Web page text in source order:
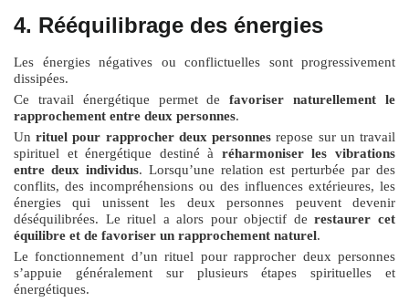
4. Rééquilibrage des énergies
Les énergies négatives ou conflictuelles sont progressivement
dissipées.
Ce travail énergétique permet defavoriser naturellement le
rapprochement entre deux personnes.
Unrituel pour rapprocher deux personnes repose sur un travail
spirituel et énergétique destiné à réharmoniser les vibrations
entre deux individus. Lorsqu’une relation est perturbée par des
conflits, des incompréhensions ou des influences extérieures, les
énergies qui unissent les deux personnes peuvent devenir
déséquilibrées. Le rituel a alors pour objectif derestaurer cet
équilibre et de favoriser un rapprochement naturel.
Le fonctionnement d’un rituel pour rapprocher deux personnes
s’appuie généralement sur plusieurs étapes spirituelles et
énergétiques.